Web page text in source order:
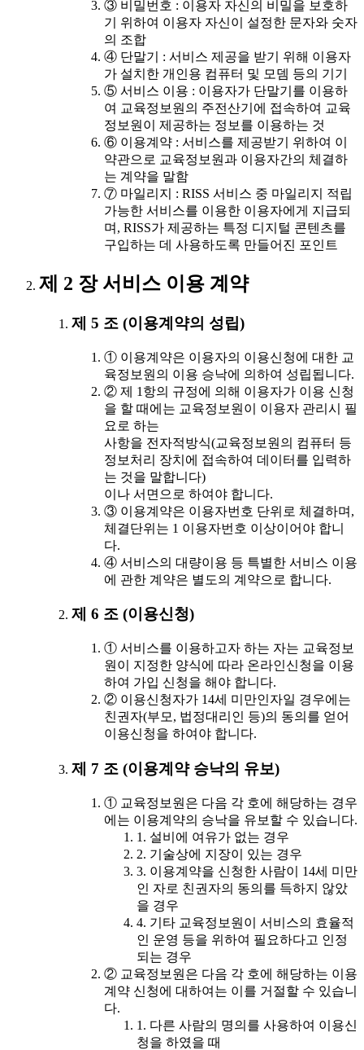
③ 비밀번호 : 이용자 자신의 비밀을 보호하
기 위하여 이용자 자신이 설정한 문자와 숫자
의 조합
④ 단말기 : 서비스 제공을 받기 위해 이용자
가 설치한 개인용 컴퓨터 및 모뎀 등의 기기
⑤ 서비스 이용 : 이용자가 단말기를 이용하
여 교육정보원의 주전산기에 접속하여 교육
정보원이 제공하는 정보를 이용하는 것
⑥ 이용계약 : 서비스를 제공받기 위하여 이
약관으로 교육정보원과 이용자간의 체결하
는 계약을 말함
⑦ 마일리지 : RISS 서비스 중 마일리지 적립
가능한 서비스를 이용한 이용자에게 지급되
며, RISS가 제공하는 특정 디지털 콘텐츠를
구입하는 데 사용하도록 만들어진 포인트
제 2 장 서비스 이용 계약
제 5 조 (이용계약의 성립)
① 이용계약은 이용자의 이용신청에 대한 교
육정보원의 이용 승낙에 의하여 성립됩니다.
② 제 1항의 규정에 의해 이용자가 이용 신청
을 할 때에는 교육정보원이 이용자 관리시 필
요로 하는
사항을 전자적방식(교육정보원의 컴퓨터 등
정보처리 장치에 접속하여 데이터를 입력하
는 것을 말합니다)
이나 서면으로 하여야 합니다.
③ 이용계약은 이용자번호 단위로 체결하며,
체결단위는 1 이용자번호 이상이어야 합니
다.
④ 서비스의 대량이용 등 특별한 서비스 이용
에 관한 계약은 별도의 계약으로 합니다.
제 6 조 (이용신청)
① 서비스를 이용하고자 하는 자는 교육정보
원이 지정한 양식에 따라 온라인신청을 이용
하여 가입 신청을 해야 합니다.
② 이용신청자가 14세 미만인자일 경우에는
친권자(부모, 법정대리인 등)의 동의를 얻어
이용신청을 하여야 합니다.
제 7 조 (이용계약 승낙의 유보)
① 교육정보원은 다음 각 호에 해당하는 경우
에는 이용계약의 승낙을 유보할 수 있습니다.
1. 설비에 여유가 없는 경우
2. 기술상에 지장이 있는 경우
3. 이용계약을 신청한 사람이 14세 미만
인 자로 친권자의 동의를 득하지 않았
을 경우
4. 기타 교육정보원이 서비스의 효율적
인 운영 등을 위하여 필요하다고 인정
되는 경우
② 교육정보원은 다음 각 호에 해당하는 이용
계약 신청에 대하여는 이를 거절할 수 있습니
다.
1. 다른 사람의 명의를 사용하여 이용신
청을 하였을 때